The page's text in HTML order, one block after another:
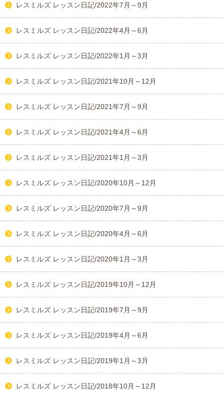
レスミルズ レッスン日記/2022年7月～9月
レスミルズ レッスン日記/2022年4月～6月
レスミルズ レッスン日記/2022年1月～3月
レスミルズ レッスン日記/2021年10月～12月
レスミルズ レッスン日記/2021年7月～9月
レスミルズ レッスン日記/2021年4月～6月
レスミルズ レッスン日記/2021年1月～3月
レスミルズ レッスン日記/2020年10月～12月
レスミルズ レッスン日記/2020年7月～9月
レスミルズ レッスン日記/2020年4月～6月
レスミルズ レッスン日記/2020年1月～3月
レスミルズ レッスン日記/2019年10月～12月
レスミルズ レッスン日記/2019年7月～9月
レスミルズ レッスン日記/2019年4月～6月
レスミルズ レッスン日記/2019年1月～3月
レスミルズ レッスン日記/2018年10月～12月